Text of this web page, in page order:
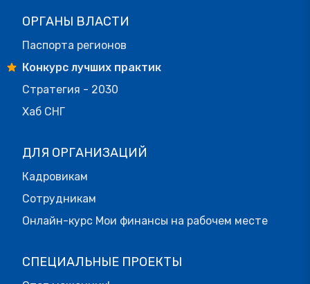
ОРГАНЫ ВЛАСТИ
Паспорта регионов
Конкурс лучших практик
Стратегия - 2030
Хаб СНГ
ДЛЯ ОРГАНИЗАЦИЙ
Кадровикам
Сотрудникам
Онлайн-курс Мои финансы на рабочем месте
СПЕЦИАЛЬНЫЕ ПРОЕКТЫ